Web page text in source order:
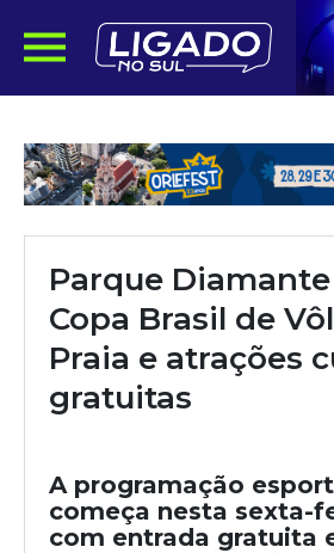
Parque
Copa Brasil de
Praia e atrações
gratuitas
A programação
começa nesta sexta-
com entrada gratuita